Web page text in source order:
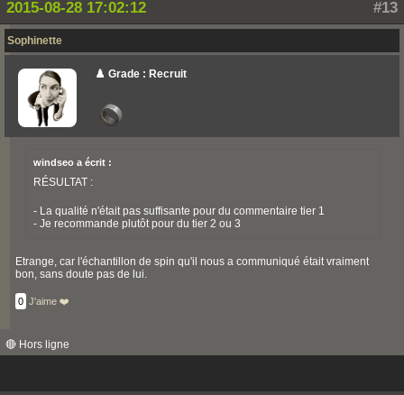
#13
2015-08-28 17:02:12
Sophinette
♟️ Grade : Recruit
windseo a écrit :
RÉSULTAT :
- La qualité n'était pas suffisante pour du commentaire tier 1
- Je recommande plutôt pour du tier 2 ou 3
Etrange, car l'échantillon de spin qu'il nous a communiqué était vraiment
bon, sans doute pas de lui.
0 J'aime ❤️
🔴 Hors ligne